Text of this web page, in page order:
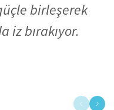
birleşerek
iz bırakıyor.